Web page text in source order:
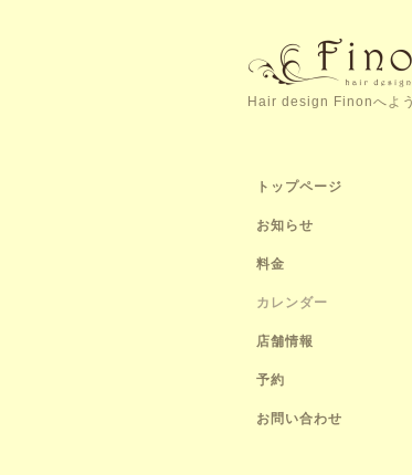
Hair design Finonへよ
トップページ
お知らせ
料金
カレンダー
店舗情報
予約
お問い合わせ